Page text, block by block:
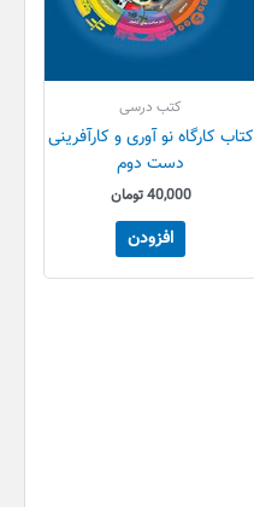
کتب درسی
کتاب کارگاه نو آوری و کارآفرینی
دست دوم
40,000تومان
افزودن